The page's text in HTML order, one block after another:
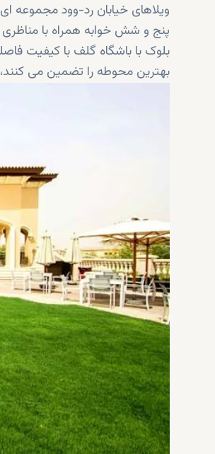
ویلاهای خیابان رد-وود مجموعه
پنج و شش خوابه همراه با
بلوک با باشگاه گلف با کیفیت
بهترین محوطه را تضمین می